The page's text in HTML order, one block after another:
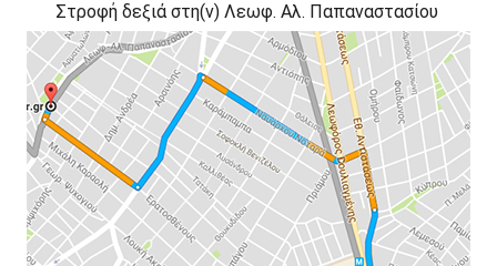
Στροφή δεξιά στη(ν) Λεωφ. Αλ. Παπαναστασίου